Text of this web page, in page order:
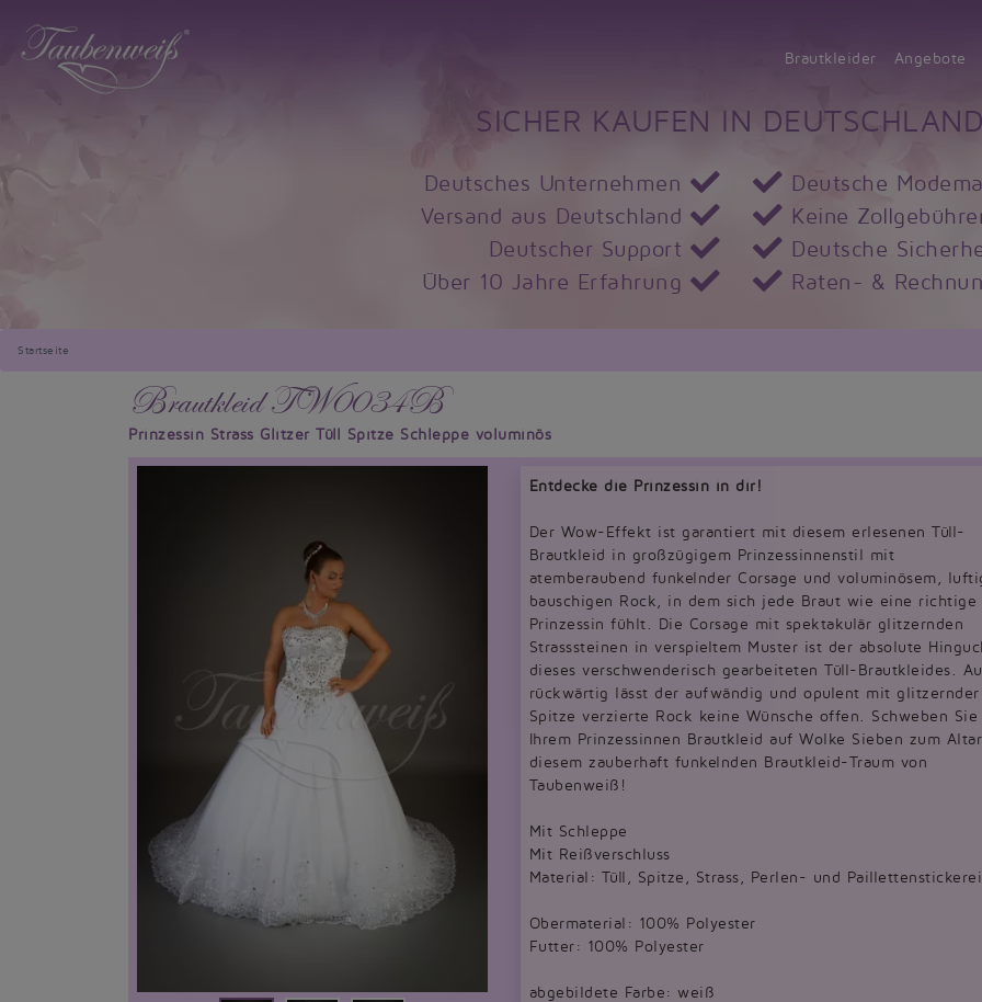
Brautkleider Angebote
SICHER KAUFEN IN
Deutsches Unternehmen
Deutsche
Versand aus Deutschland
Keine
Deutscher Support
Deutsche
Über 10 Jahre Erfahrung
Raten- &
Startseite
Brautkleid TW0034B
Prinzessin Strass Glitzer Tüll Spitze Schleppe voluminös
Entdecke die Prinzessin in dir!
Der Wow-Effekt ist garantiert mit diesem erlesenen Tüll-
Brautkleid in großzügigem Prinzessinnenstil mit
atemberaubend funkelnder Corsage und voluminösem,
bauschigen Rock, in dem sich jede Braut wie eine richtige
Prinzessin fühlt. Die Corsage mit spektakulär glitzernden
Strasssteinen in verspieltem Muster ist der absolute
dieses verschwenderisch gearbeiteten Tüll-Brautkleides.
rückwärtig lässt der aufwändig und opulent mit glitzernder
Spitze verzierte Rock keine Wünsche offen. Schweben
Ihrem Prinzessinnen Brautkleid auf Wolke Sieben zum
diesem zauberhaft funkelnden Brautkleid-Traum von
Taubenweiß!
Mit Schleppe
Mit Reißverschluss
Material: Tüll, Spitze, Strass, Perlen- und
Obermaterial: 100% Polyester
Futter: 100% Polyester
abgebildete Farbe: weiß